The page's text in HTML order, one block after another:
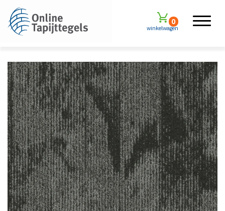
winkelwagen
0